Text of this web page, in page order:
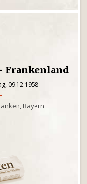
Frankenland
09.12.1958
Bayern